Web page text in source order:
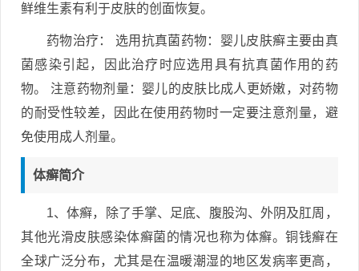
鲜维生素有利于皮肤的创面恢复。
药物治疗： 选用抗真菌药物：婴儿皮肤癣主要由真
菌感染引起，因此治疗时应选用具有抗真菌作用的药
物。 注意药物剂量：婴儿的皮肤比成人更娇嫩，对药物
的耐受性较差，因此在使用药物时一定要注意剂量，避
免使用成人剂量。
体癣简介
1、体癣，除了手掌、足底、腹股沟、外阴及肛周，
其他光滑皮肤感染体癣菌的情况也称为体癣。铜钱癣在
全球广泛分布，尤其是在温暖潮湿的地区发病率更高，